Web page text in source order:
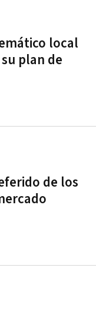
local
plan de
de los